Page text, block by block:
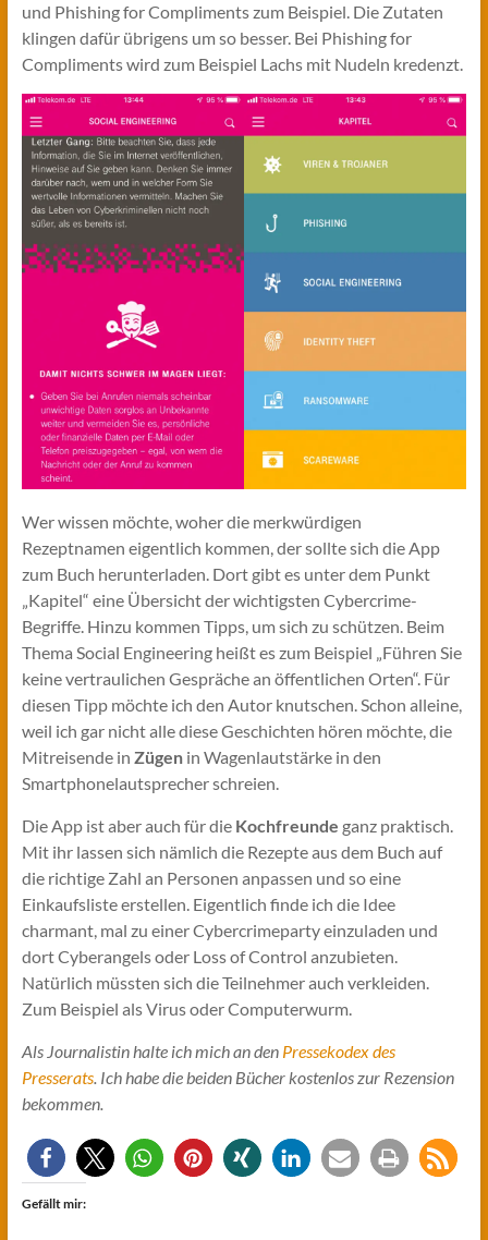
und Phishing for Compliments zum Beispiel. Die Zutaten
klingen dafür übrigens um so besser. Bei Phishing for
Compliments wird zum Beispiel Lachs mit Nudeln kredenzt.
Wer wissen möchte, woher die merkwürdigen
Rezeptnamen eigentlich kommen, der sollte sich die App
zum Buch herunterladen. Dort gibt es unter dem Punkt
„Kapitel“ eine Übersicht der wichtigsten Cybercrime-
Begriffe. Hinzu kommen Tipps, um sich zu schützen. Beim
Thema Social Engineering heißt es zum Beispiel „Führen Sie
keine vertraulichen Gespräche an öffentlichen Orten“. Für
diesen Tipp möchte ich den Autor knutschen. Schon alleine,
weil ich gar nicht alle diese Geschichten hören möchte, die
Mitreisende in Zügenin Wagenlautstärke in den
Smartphonelautsprecher schreien.
Die App ist aber auch für die Kochfreunde ganz praktisch.
Mit ihr lassen sich nämlich die Rezepte aus dem Buch auf
die richtige Zahl an Personen anpassen und so eine
Einkaufsliste erstellen. Eigentlich finde ich die Idee
charmant, mal zu einer Cybercrimeparty einzuladen und
dort Cyberangels oder Loss of Control anzubieten.
Natürlich müssten sich die Teilnehmer auch verkleiden.
Zum Beispiel als Virus oder Computerwurm.
Als Journalistin halte ich mich an den Pressekodex des
Presserats. Ich habe die beiden Bücher kostenlos zur Rezension
bekommen.
Gefällt mir: